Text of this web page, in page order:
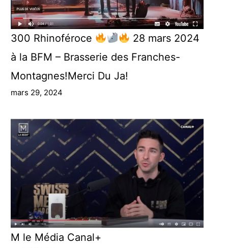
300 Rhinoféroce
28 mars 2024
à la BFM – Brasserie des Franches-
Montagnes!Merci Du Ja!
mars 29, 2024
M le Média Canal+